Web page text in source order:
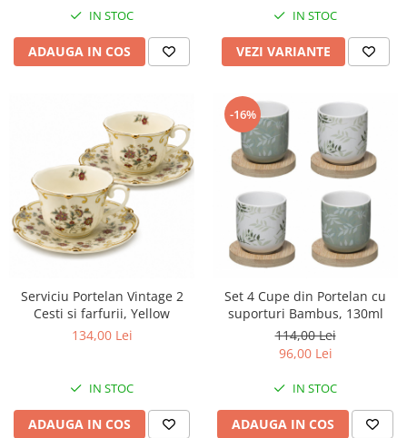
IN STOC
ADAUGA IN COS
IN STOC
VEZI VARIANTE
Serviciu Portelan Vintage 2
Cesti si farfurii, Yellow
134,00 Lei
IN STOC
ADAUGA IN COS
-16%
Set 4 Cupe din Portelan cu
suporturi Bambus, 130ml
114,00 Lei
96,00 Lei
IN STOC
ADAUGA IN COS